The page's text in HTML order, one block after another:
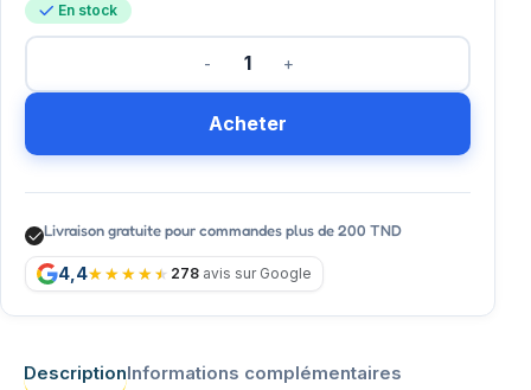
En stock
Acheter
Livraison gratuite pour commandes plus de 200 TND
4,4 278 avis sur Google
DescriptionInformations complémentaires